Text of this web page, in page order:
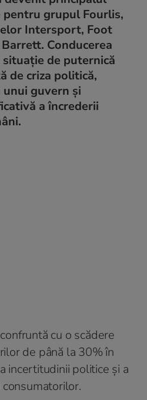
grupul Fourlis,
Intersport, Foot
Conducerea
de puternică
de criza politică,
guvern și
a încrederii
cu o scădere
de până la 30% în
incertitudinii politice și a